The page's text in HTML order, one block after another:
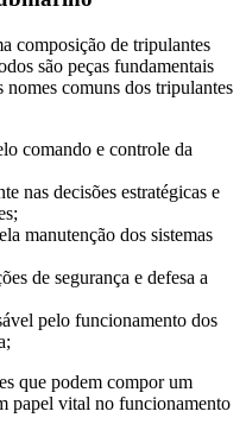
composição de tripulantes
são peças fundamentais
nomes comuns dos tripulantes
comando e controle da
nas decisões estratégicas e
manutenção dos sistemas
de segurança e defesa a
pelo funcionamento dos
que podem compor um
papel vital no funcionamento